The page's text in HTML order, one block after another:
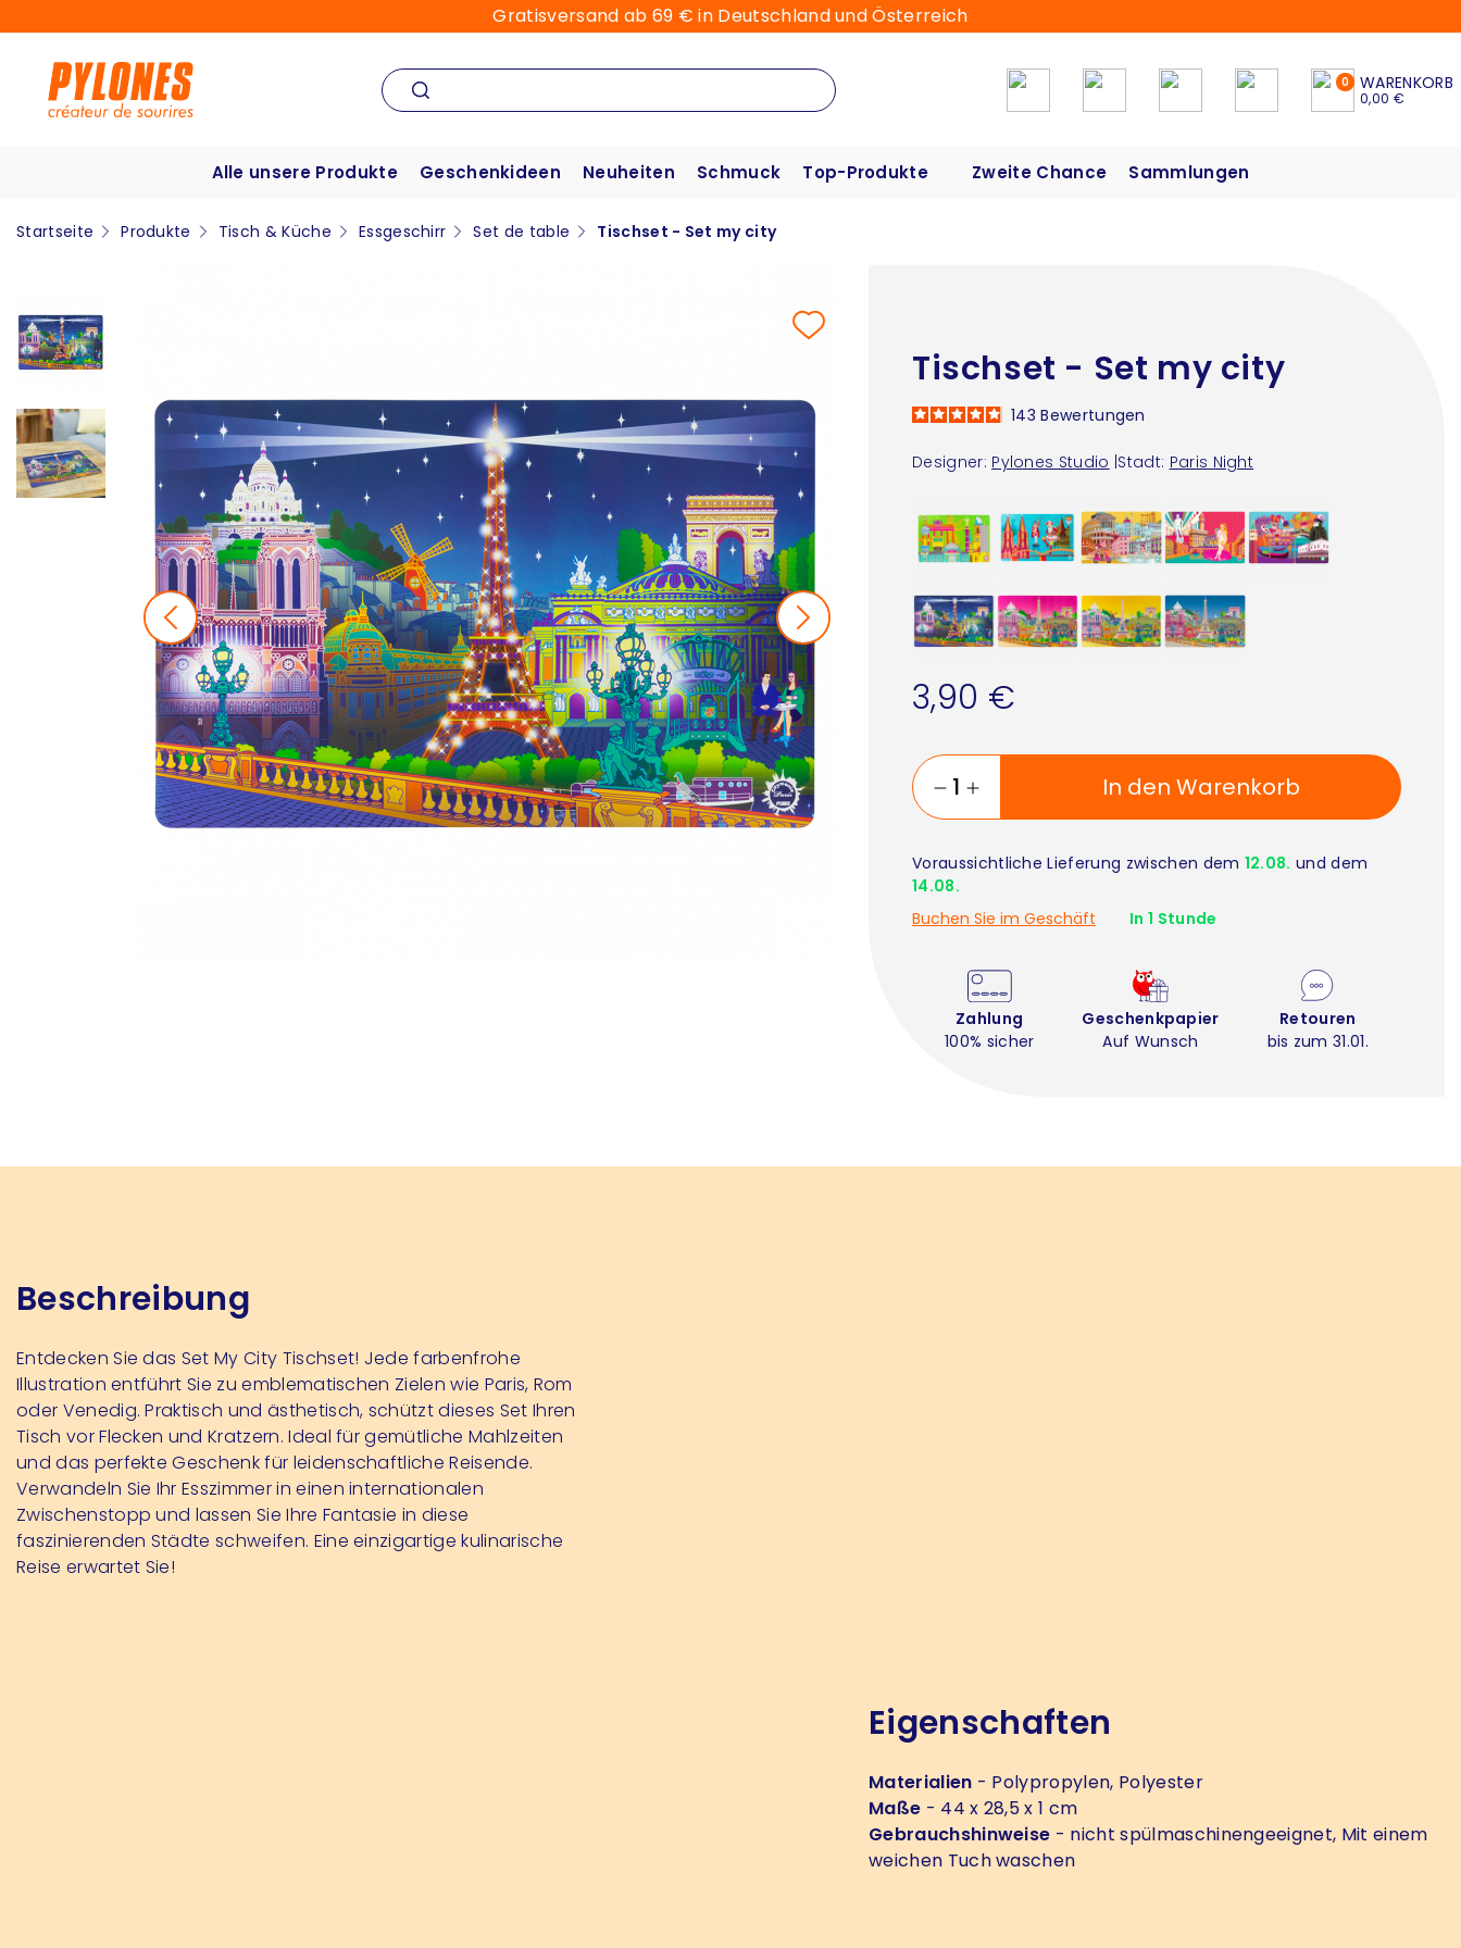
Gratisversand ab 69 € in Deutschland und Österreich
0 WARENKORB
0,00 €
Alle unsere Produkte Geschenkideen Neuheiten Schmuck Top-Produkte Zweite Chance Sammlungen
Startseite Produkte Tisch & Küche Essgeschirr Set de table Tischset - Set my city
Tischset - Set my city
Designer: Pylones Studio Stadt: Paris Night
143Bewertungen
3,90 €
In den Warenkorb
Voraussichtliche Lieferung zwischen dem 12.08. und dem
14.08.
Buchen Sie im Geschäft
In 1 Stunde
Zahlung
100% sicher
Geschenkpapier
Auf Wunsch
Retouren
bis zum 31.01.
Beschreibung
Entdecken Sie das Set My City Tischset! Jede farbenfrohe
Illustration entführt Sie zu emblematischen Zielen wie Paris, Rom
oder Venedig. Praktisch und ästhetisch, schützt dieses Set Ihren
Tisch vor Flecken und Kratzern. Ideal für gemütliche Mahlzeiten
und das perfekte Geschenk für leidenschaftliche Reisende.
Verwandeln Sie Ihr Esszimmer in einen internationalen
Zwischenstopp und lassen Sie Ihre Fantasie in diese
faszinierenden Städte schweifen. Eine einzigartige kulinarische
Reise erwartet Sie!
Eigenschaften
Materialien - Polypropylen, Polyester
Maße - 44 x 28,5 x 1 cm
Gebrauchshinweise - nicht spülmaschinengeeignet, Mit einem
weichen Tuch waschen